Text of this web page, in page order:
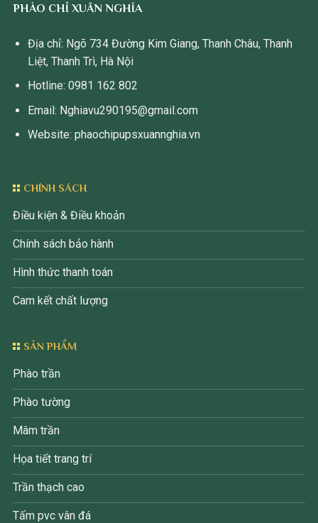
PHÀO CHỈ XUÂN NGHĨA
Địa chỉ: Ngõ 734 Đường Kim Giang, Thanh Châu, Thanh
Liệt, Thanh Trì, Hà Nội
Hotline: 0981 162 802
Email: Nghiavu290195@gmail.com
Website: phaochipupsxuannghia.vn
CHÍNH SÁCH
Điều kiện & Điều khoản
Chính sách bảo hành
Hình thức thanh toán
Cam kết chất lượng
SẢN PHẨM
Phào trần
Phào tường
Mâm trần
Họa tiết trang trí
Trần thạch cao
Tấm pvc vân đá